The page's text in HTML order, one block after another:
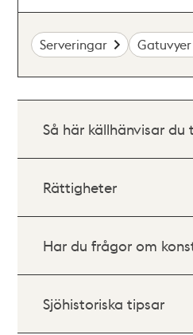
Serveringar Gatuvyer
Så här källhänvisar du
Rättigheter
Har du frågor om
Sjöhistoriska tipsar